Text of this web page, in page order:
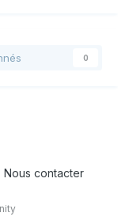
0
Nous contacter